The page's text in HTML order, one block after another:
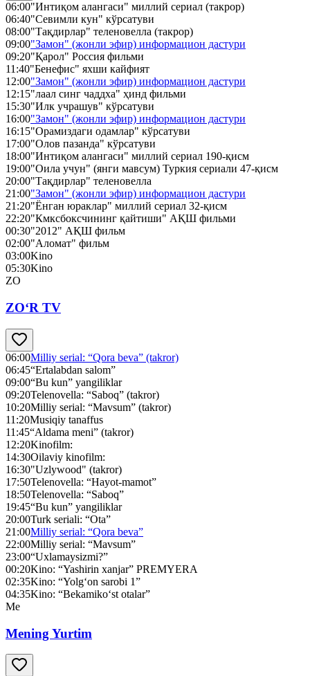
06:00"Интиқом алангаси" миллий сериал (такрор)
06:40"Севимли кун" кўрсатуви
08:00"Тақдирлар" теленовелла (такрор)
09:00"Замон" (жонли эфир) информацион дастури
09:20"Қарол" Россия фильми
11:40"Бенефис" яхши кайфият
12:00"Замон" (жонли эфир) информацион дастури
12:15"лаал синг чаддха" ҳинд фильми
15:30"Илк учрашув" кўрсатуви
16:00"Замон" (жонли эфир) информацион дастури
16:15"Орамиздаги одамлар" кўрсатуви
17:00"Олов пазанда" кўрсатуви
18:00"Интиқом алангаси" миллий сериал 190-қисм
19:00"Оила учун" (янги мавсум) Туркия сериали 47-қисм
20:00"Тақдирлар" теленовелла
21:00"Замон" (жонли эфир) информацион дастури
21:20"Ёнган юраклар" миллий сериал 32-қисм
22:20"Кмксбоксчининг қайтиши" АҚШ фильми
00:30"2012" АҚШ фильм
02:00"Аломат" фильм
03:00Kino
05:30Kino
ZO
ZO‘R TV
06:00Milliy serial: “Qora beva” (takror)
06:45“Ertalabdan salom”
09:00“Bu kun” yangiliklar
09:20Telenovella: “Saboq” (takror)
10:20Milliy serial: “Mavsum” (takror)
11:20Musiqiy tanaffus
11:45“Aldama meni” (takror)
12:20Kinofilm:
14:30Oilaviy kinofilm:
16:30"Uzlywood" (takror)
17:50Telenovella: “Hayot-mamot”
18:50Telenovella: “Saboq”
19:45“Bu kun” yangiliklar
20:00Turk seriali: “Ota”
21:00Milliy serial: “Qora beva”
22:00Milliy serial: “Mavsum”
23:00“Uxlamaysizmi?”
00:20Kino: “Yashirin xanjar” PREMYERA
02:35Kino: “Yolg‘on sarobi 1”
04:35Kino: “Bekamiko‘st otalar”
Me
Mening Yurtim